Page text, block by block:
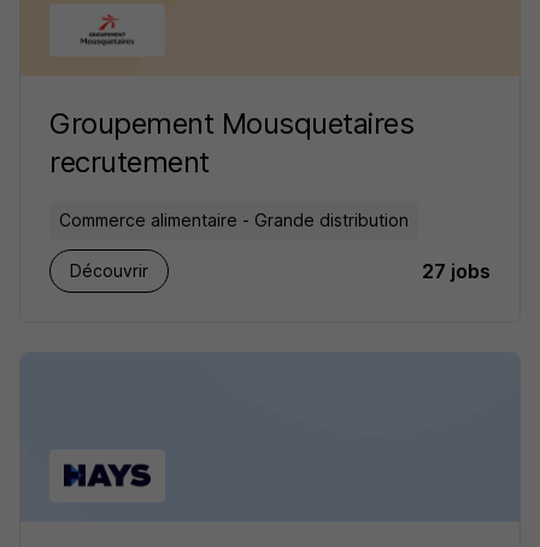
Groupement Mousquetaires
recrutement
Commerce alimentaire - Grande distribution
Découvrir 27 jobs